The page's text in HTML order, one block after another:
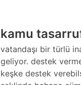
kamu
vatandaşı bir türlü
geliyor. destek
keşke destek